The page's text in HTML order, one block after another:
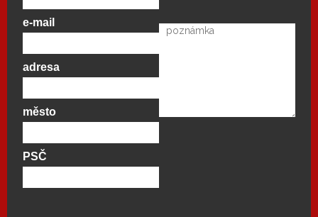
e-mail
adresa
město
PSČ